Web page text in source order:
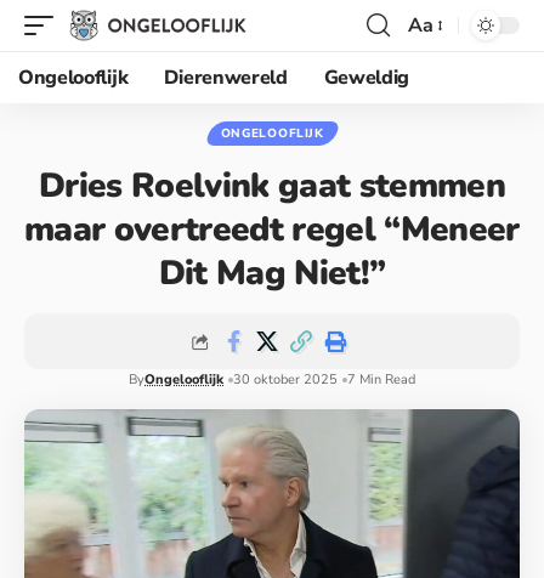
Aa
Ongelooflijk
Dierenwereld Geweldig
ONGELOOFLIJK
Dries Roelvink gaat stemmen
maar overtreedt regel “Meneer
Dit Mag Niet!”
ByOngelooflijk 30 oktober 2025 7 Min Read